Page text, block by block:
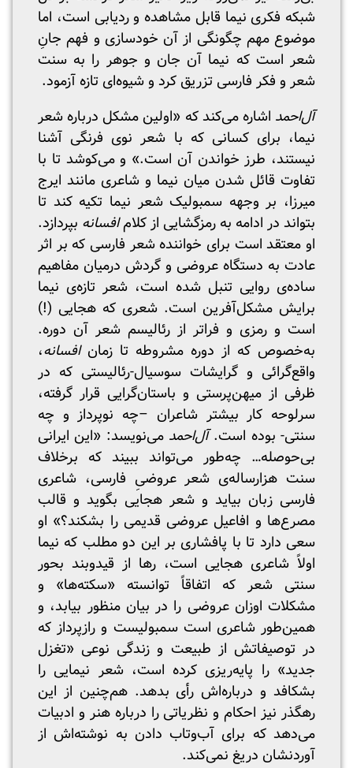
شبکه فکری نیما قابل مشاهده و ردیابی است، اما
موضوع مهم چگونگی از آن خودسازی و فهم جانِ
شعر است که نیما آن جان و جوهر را به سنت
شعر و فکر فارسی تزریق کرد و شیوه‌ای تازه آزمود.
آل‌احمد اشاره می‌کند که «اولین مشکل درباره شعر
نیما، برای کسانی که با شعر نوی فرنگی آشنا
نیستند، طرز خواندن آن است.» و می‌کوشد تا با
تفاوت قائل شدن میان نیما و شاعری مانند ایرج
میرزا، بر وجهه‌ سمبولیک شعر نیما تکیه کند تا
بتواند در ادامه به رمزگشایی از کلامافسانه بپردازد.
او معتقد است برای خواننده شعر فارسی که بر اثر
عادت به دستگاه عروضی و گردش درمیان مفاهیم
ساده‌ی روایی تنبل شده است، شعر تازه‌ی نیما
برایش مشکل‌آفرین است. شعری که هجایی (!)
است و رمزی و فراتر از رئالیسم شعر آن دوره.
به‌خصوص که از دوره مشروطه تا زمانافسانه،
واقع‌گرائی و گرایشات سوسیال-رئالیستی که در
ظرفی از میهن‌پرستی و باستان‌گرایی قرار گرفته،
سرلوحه کار بیشتر شاعران –چه نوپرداز و چه
سنتی- بوده است.آل‌احمد می‌نویسد: «این ایرانی
بی‌حوصله… چه‌طور می‌تواند ببیند که برخلاف
سنت هزارساله‌ی شعر عروضیِ فارسی، شاعری
فارسی زبان بیاید و شعر هجایی بگوید و قالب
مصرع‌ها و افاعیل عروضی قدیمی را بشکند؟» او
سعی دارد تا با پافشاری بر این دو مطلب که نیما
اولاً شاعری هجایی است، رها از قیدوبند بحور
سنتی شعر که اتفاقاً توانسته «سکته‌ها» و
مشکلات اوزان عروضی را در بیان منظور بیابد، و
همین‌طور شاعری است سمبولیست و رازپرداز که
در توصیفاتش از طبیعت و زندگی نوعی «تغزل
جدید» را پایه‌ریزی کرده است، شعر نیمایی را
بشکافد و درباره‌اش رأی بدهد. هم‌چنین از این
رهگذر نیز احکام و نظریاتی را درباره هنر و ادبیات
می‌دهد که برای آب‌و‌تاب دادن به نوشته‌اش از
آوردنشان دریغ نمی‌کند.